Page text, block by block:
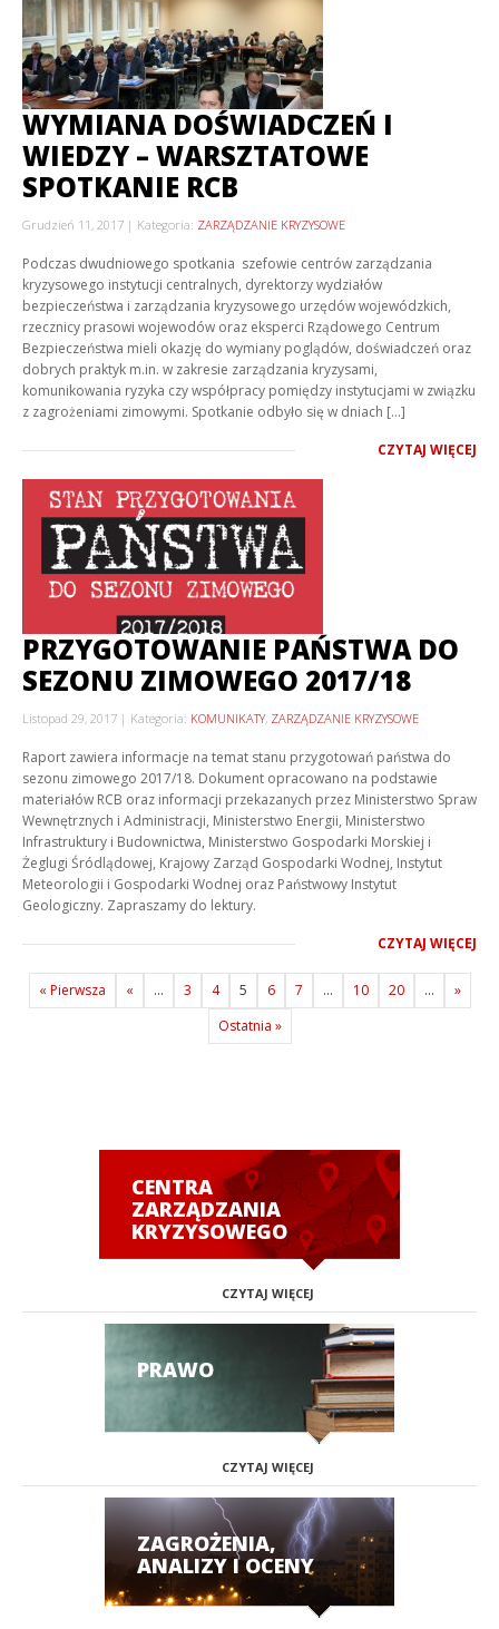
WYMIANA DOŚWIADCZEŃ I
WIEDZY – WARSZTATOWE
SPOTKANIE RCB
Grudzień 11, 2017 Kategoria: ZARZĄDZANIE KRYZYSOWE
Podczas dwudniowego spotkania szefowie centrów zarządzania
kryzysowego instytucji centralnych, dyrektorzy wydziałów
bezpieczeństwa i zarządzania kryzysowego urzędów wojewódzkich,
rzecznicy prasowi wojewodów oraz eksperci Rządowego Centrum
Bezpieczeństwa mieli okazję do wymiany poglądów, doświadczeń oraz
dobrych praktyk m.in. w zakresie zarządzania kryzysami,
komunikowania ryzyka czy współpracy pomiędzy instytucjami w związku
z zagrożeniami zimowymi. Spotkanie odbyło się w dniach […]
CZYTAJ WIĘCEJ
PRZYGOTOWANIE PAŃSTWA DO
SEZONU ZIMOWEGO 2017/18
Listopad 29, 2017 Kategoria: KOMUNIKATY, ZARZĄDZANIE KRYZYSOWE
Raport zawiera informacje na temat stanu przygotowań państwa do
sezonu zimowego 2017/18. Dokument opracowano na podstawie
materiałów RCB oraz informacji przekazanych przez Ministerstwo Spraw
Wewnętrznych i Administracji, Ministerstwo Energii, Ministerstwo
Infrastruktury i Budownictwa, Ministerstwo Gospodarki Morskiej i
Żeglugi Śródlądowej, Krajowy Zarząd Gospodarki Wodnej, Instytut
Meteorologii i Gospodarki Wodnej oraz Państwowy Instytut
Geologiczny. Zapraszamy do lektury.
CZYTAJ WIĘCEJ
« Pierwsza « ... 3 4 5 6 7 ... 10 20 ...
»
Ostatnia »
CENTRA
ZARZĄDZANIA
KRYZYSOWEGO
CZYTAJ WIĘCEJ
PRAWO
CZYTAJ WIĘCEJ
ZAGROŻENIA,
ANALIZY I OCENY